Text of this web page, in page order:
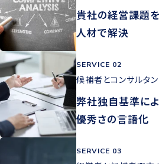
貴社の経営課題を
人材で解決
SERVICE 02
候補者とコンサルタ
弊社独自基準に
優秀さの言語化
SERVICE 03